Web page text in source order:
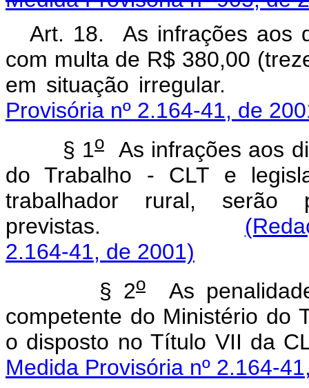
Art. 18. As infrações aos
com multa de R$ 380,00
em situação
Provisória nº 2.164-41, de
§ 1o
As infrações aos
do Trabalho - CLT e
trabalhador rural,
previstas.
2.164-41, de 2001)
§ 2o As
competente do Ministério do
o disposto no Título
Medida Provisória nº 2.164-